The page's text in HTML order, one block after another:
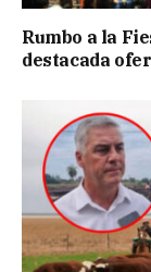
Rumbo a la
destacada